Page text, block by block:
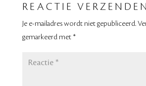
REACTIE VERZENDEN
Je e-mailadres wordt niet gepubliceerd.
gemarkeerd met *